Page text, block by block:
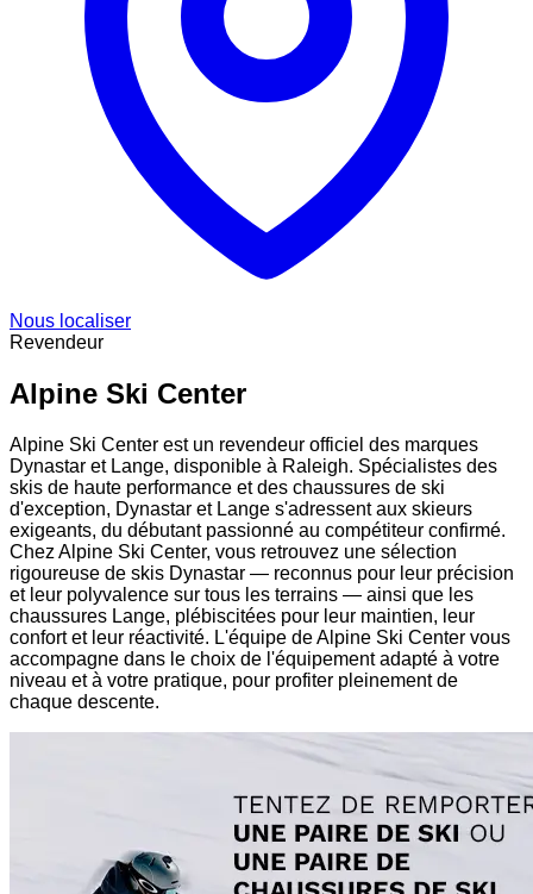
Nous localiser
Revendeur
Alpine Ski Center
Alpine Ski Center est un revendeur officiel des marques
Dynastar et Lange, disponible à Raleigh. Spécialistes des
skis de haute performance et des chaussures de ski
d'exception, Dynastar et Lange s'adressent aux skieurs
exigeants, du débutant passionné au compétiteur confirmé.
Chez Alpine Ski Center, vous retrouvez une sélection
rigoureuse de skis Dynastar — reconnus pour leur précision
et leur polyvalence sur tous les terrains — ainsi que les
chaussures Lange, plébiscitées pour leur maintien, leur
confort et leur réactivité. L'équipe de Alpine Ski Center vous
accompagne dans le choix de l'équipement adapté à votre
niveau et à votre pratique, pour profiter pleinement de
chaque descente.